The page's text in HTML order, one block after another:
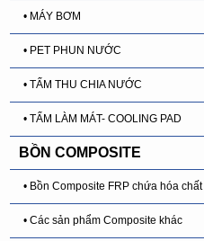
• MÁY BƠM
• PET PHUN NƯỚC
• TẤM THU CHIA NƯỚC
• TẤM LÀM MÁT- COOLING PAD
BỒN COMPOSITE
• Bồn Composite FRP chứa hóa chất
• Các sản phẩm Composite khác